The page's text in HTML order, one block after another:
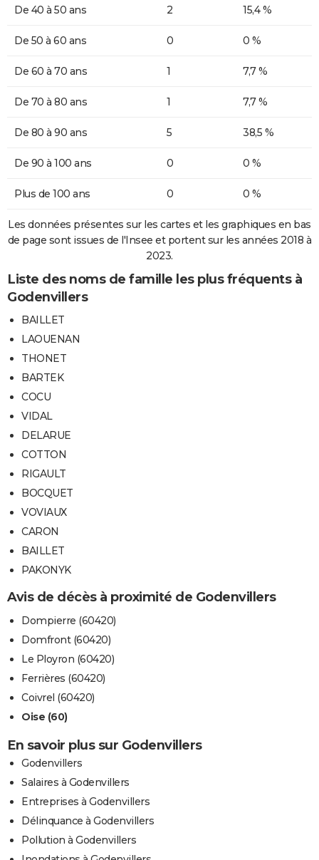
De 40 à 50 ans 2 15,4 %
De 50 à 60 ans 0 0 %
De 60 à 70 ans 1 7,7 %
De 70 à 80 ans 1 7,7 %
De 80 à 90 ans 5 38,5 %
De 90 à 100 ans 0 0 %
Plus de 100 ans 0 0 %
Les données présentes sur les cartes et les graphiques en bas
de page sont issues de l'Insee et portent sur les années 2018 à
2023.
Liste des noms de famille les plus fréquents à
Godenvillers
BAILLET
LAOUENAN
THONET
BARTEK
COCU
VIDAL
DELARUE
COTTON
RIGAULT
BOCQUET
VOVIAUX
CARON
BAILLET
PAKONYK
Avis de décès à proximité de Godenvillers
Dompierre (60420)
Domfront (60420)
Le Ployron (60420)
Ferrières (60420)
Coivrel (60420)
Oise (60)
En savoir plus sur Godenvillers
Godenvillers
Salaires à Godenvillers
Entreprises à Godenvillers
Délinquance à Godenvillers
Pollution à Godenvillers